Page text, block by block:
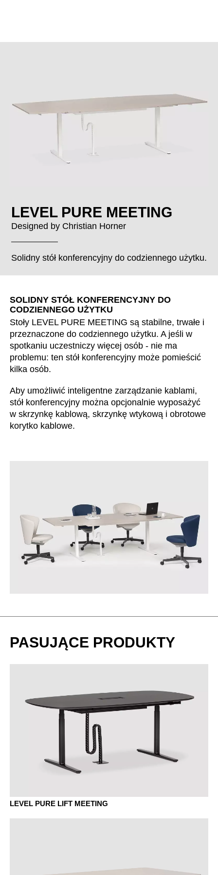
LEVEL PURE MEETING
Designed by Christian Horner
Solidny stół konferencyjny do codziennego użytku.
SOLIDNY STÓŁ KONFERENCYJNY DO
CODZIENNEGO UŻYTKU
Stoły LEVEL PURE MEETING są stabilne, trwałe i
przeznaczone do codziennego użytku. A jeśli w
spotkaniu uczestniczy więcej osób - nie ma
problemu: ten stół konferencyjny może pomieścić
kilka osób.
Aby umożliwić inteligentne zarządzanie kablami,
stół konferencyjny można opcjonalnie wyposażyć
w skrzynkę kablową, skrzynkę wtykową i obrotowe
korytko kablowe.
PASUJĄCE PRODUKTY
LEVEL PURE LIFT MEETING